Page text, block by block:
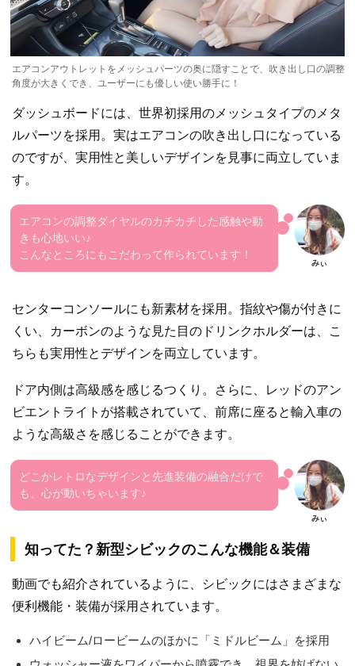
エアコンアウトレットをメッシュパーツの奥に隠すことで、吹き出し口の調整
角度が大きくでき、ユーザーにも優しい使い勝手に！
ダッシュボードには、世界初採用のメッシュタイプのメタ
ルパーツを採用。実はエアコンの吹き出し口になっている
のですが、実用性と美しいデザインを見事に両立していま
す。
エアコンの調整ダイヤルのカチカチした感触や動
きも心地いい♪
こんなところにもこだわって作られています！
センターコンソールにも新素材を採用。指紋や傷が付きに
くい、カーボンのような見た目のドリンクホルダーは、こ
ちらも実用性とデザインを両立しています。
ドア内側は高級感を感じるつくり。さらに、レッドのアン
ビエントライトが搭載されていて、前席に座ると輸入車の
ような高級さを感じることができます。
どこかレトロなデザインと先進装備の融合だけで
も、心が動いちゃいます♪
知ってた？新型シビックのこんな機能＆装備
動画でも紹介されているように、シビックにはさまざまな
便利機能・装備が採用されています。
ハイビーム/ロービームのほかに「ミドルビーム」を採用